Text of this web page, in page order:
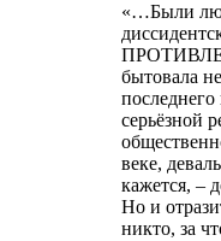
«…Были
бытовала
серьёзной
веке,
кажется, –
Но и
никто, за